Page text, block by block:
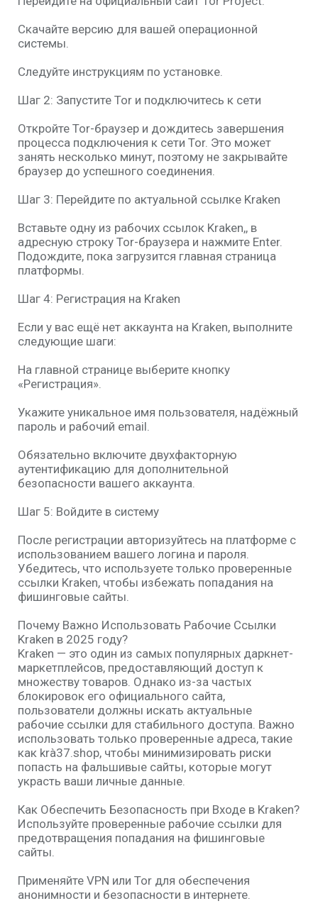
Скачайте версию для вашей операционной
системы.
Следуйте инструкциям по установке.
Шаг 2: Запустите Tor и подключитесь к сети
Откройте Tor-браузер и дождитесь завершения
процесса подключения к сети Tor. Это может
занять несколько минут, поэтому не закрывайте
браузер до успешного соединения.
Шаг 3: Перейдите по актуальной ссылке Kraken
Вставьте одну из рабочих ссылок Kraken,, в
адресную строку Tor-браузера и нажмите Enter.
Подождите, пока загрузится главная страница
платформы.
Шаг 4: Регистрация на Kraken
Если у вас ещё нет аккаунта на Kraken, выполните
следующие шаги:
На главной странице выберите кнопку
«Регистрация».
Укажите уникальное имя пользователя, надёжный
пароль и рабочий email.
Обязательно включите двухфакторную
аутентификацию для дополнительной
безопасности вашего аккаунта.
Шаг 5: Войдите в систему
После регистрации авторизуйтесь на платформе с
использованием вашего логина и пароля.
Убедитесь, что используете только проверенные
ссылки Kraken, чтобы избежать попадания на
фишинговые сайты.
Почему Важно Использовать Рабочие Ссылки
Kraken в 2025 году?
Kraken — это один из самых популярных даркнет-
маркетплейсов, предоставляющий доступ к
множеству товаров. Однако из-за частых
блокировок его официального сайта,
пользователи должны искать актуальные
рабочие ссылки для стабильного доступа. Важно
использовать только проверенные адреса, такие
как krà37.shop, чтобы минимизировать риски
попасть на фальшивые сайты, которые могут
украсть ваши личные данные.
Как Обеспечить Безопасность при Входе в Kraken?
Используйте проверенные рабочие ссылки для
предотвращения попадания на фишинговые
сайты.
Применяйте VPN или Tor для обеспечения
анонимности и безопасности в интернете.